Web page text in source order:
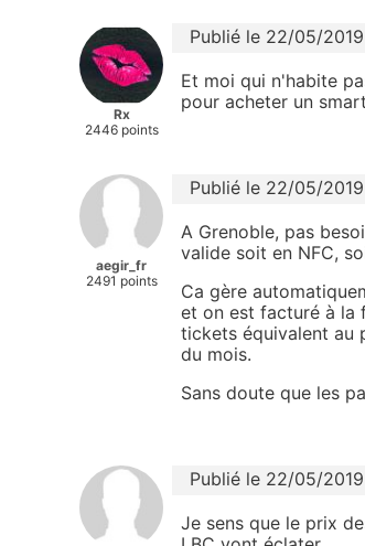
Rx
2446 points
Publié le 22/05/
Et moi qui n'habite
pour acheter un
aegir_fr
2491 points
Publié le 22/05/
A Grenoble, pas
valide soit en NFC,
Ca gère
et on est facturé à la
tickets équivalent au
du mois.
Sans doute que les
Publié le 22/05/
Je sens que le prix